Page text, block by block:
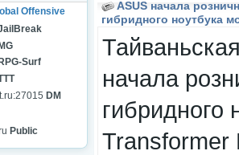
Offensive
RPG-Surf
DM
Public
ASUS начала
гибридного ноутбука
начала
гибридного
Transformer